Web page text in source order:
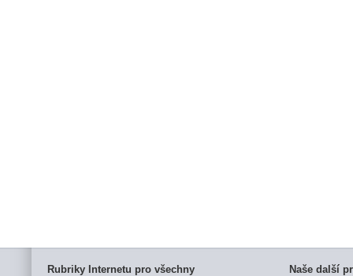
Rubriky Internetu pro všechny Naše další